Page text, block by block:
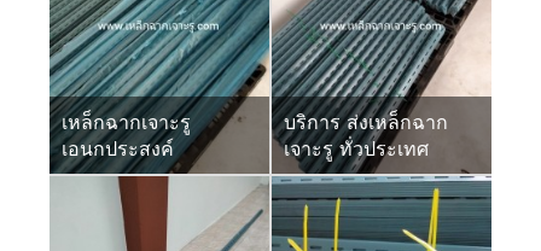
เหล็กฉากเจาะรู
เอนกประสงค์
บริการ ส่งเหล็กฉาก
เจาะรู ทั่วประเทศ